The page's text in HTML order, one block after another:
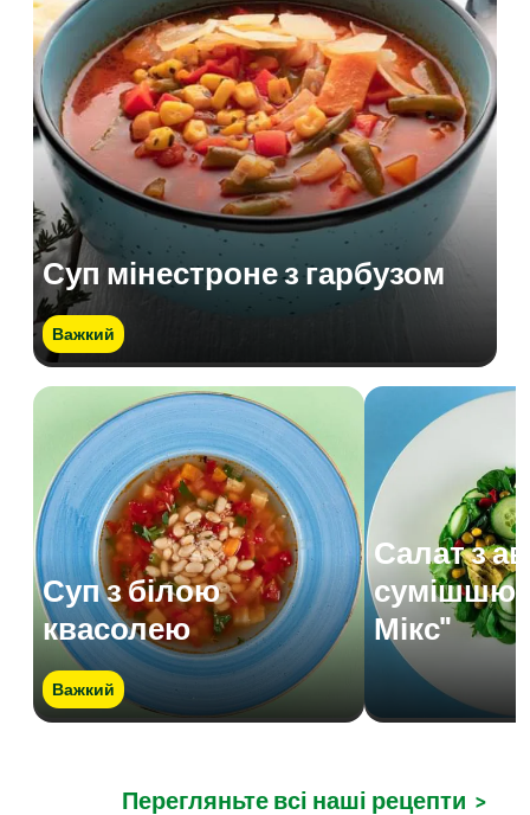
Суп мінестроне з гарбузом
Важкий
Суп з білою
квасолею
Важкий
Салат з
сумішшю
Мікс"
Перегляньте всі наші рецепти >